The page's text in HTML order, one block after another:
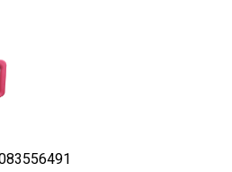
6942083556491